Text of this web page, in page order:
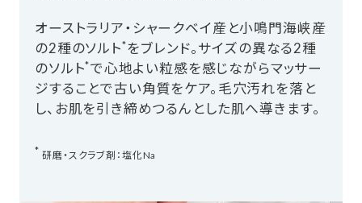
オーストラリア・シャークベイ産と小鳴門海峡産
の2種のソルト*をブレンド。サイズの異なる2種
のソルト*で心地よい粒感を感じながらマッサー
ジすることで古い角質をケア。毛穴汚れを落と
し、お肌を引き締めつるんとした肌へ導きます。
* 研磨・スクラブ剤：塩化Na